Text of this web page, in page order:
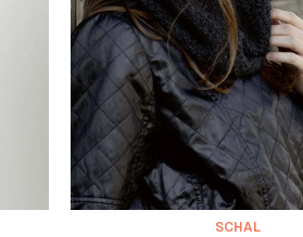
SCHAL